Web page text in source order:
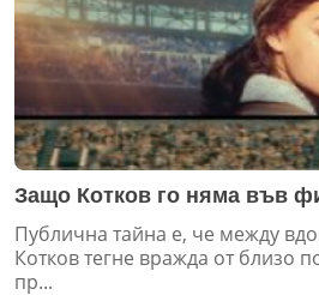
Защо Котков го няма във
Публична тайна е, че между
Котков тегне вражда от близо
пр...